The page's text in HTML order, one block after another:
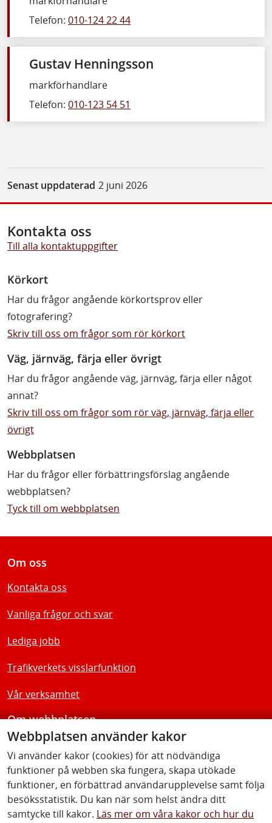
Telefon: 010-124 22 44
Gustav Henningsson
markförhandlare
Telefon: 010-123 54 51
Senast uppdaterad 2 juni 2026
Webbplatsen använder kakor
Vi använder kakor (cookies) för att nödvändiga
funktioner på webben ska fungera, skapa utökade
funktioner, en förbättrad användarupplevelse samt följa
besöksstatistik. Du kan när som helst ändra ditt
samtycke till kakor. Läs mer om våra kakor och hur du
Kontakta oss
Till alla kontaktuppgifter
Körkort
Har du frågor angående körkortsprov eller
fotografering?
Skriv till oss om frågor som rör körkort
Väg, järnväg, färja eller övrigt
Har du frågor angående väg, järnväg, färja eller något
annat?
Skriv till oss om frågor som rör väg, järnväg, färja eller
övrigt
Webbplatsen
Har du frågor eller förbättringsförslag angående
webbplatsen?
Tyck till om webbplatsen
Om oss
Kontakta oss
Vanliga frågor och svar
Lediga jobb
Trafikverkets visslarfunktion
Vår verksamhet
Om webbplatsen
Tillgänglighetsredogörelse
Följ oss